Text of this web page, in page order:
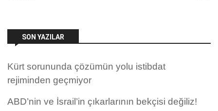
SON YAZILAR
Kürt sorununda çözümün yolu istibdat
rejiminden geçmiyor
ABD’nin ve İsrail’in çıkarlarının bekçisi değiliz!